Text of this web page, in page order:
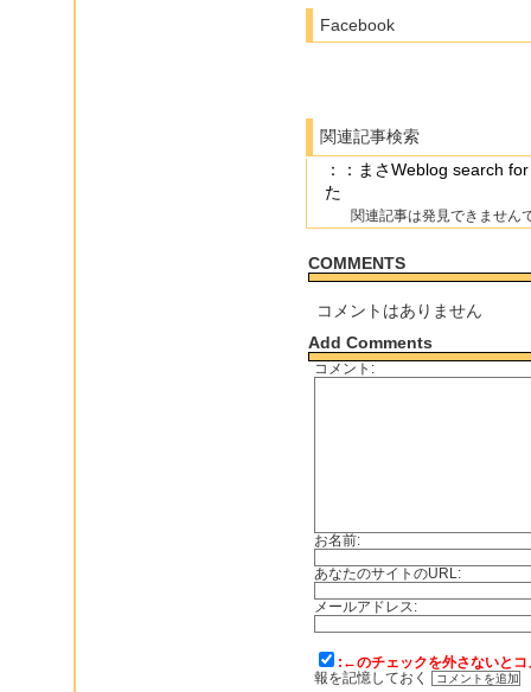
Facebook
関連記事検索
：：まさWeblog search
た
関連記事は発見できません
COMMENTS
コメントはありません
Add Comments
コメント:
お名前:
あなたのサイトのURL:
メールアドレス:
:←のチェックを外さないと
報を記憶しておく